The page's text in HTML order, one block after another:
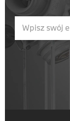
Wpisz swój